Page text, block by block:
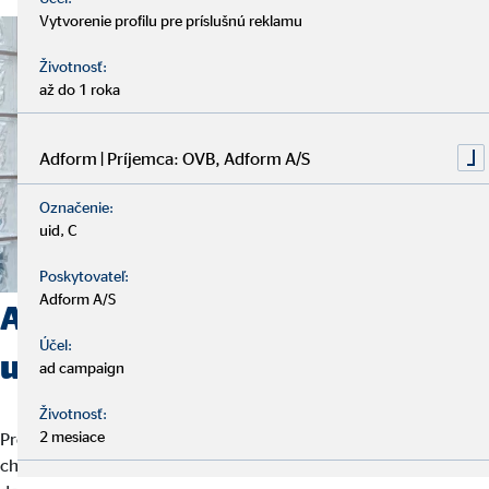
Aké predpoklady by mal
uchádzač spĺňať?
Pre nás nie je ani tak dôležitý váš životopis, ale to, kto ste a kam sa
chcete uberať. Rozhodujúce sú ľudské silné stránky, ktoré robia
Vytvorenie profilu pre príslušnú reklamu
Životnosť:
až do 1 roka
Adform | Príjemca: OVB, Adform A/S
Označenie:
uid, C
Poskytovateľ:
Adform A/S
Účel:
ad campaign
Životnosť:
2 mesiace